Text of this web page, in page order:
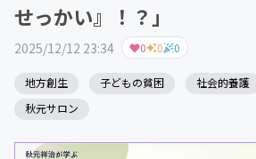
せっかい』！？」
2025/12/12 23:34 0 0 0
地方創生 子どもの貧困 社会的養護
秋元サロン